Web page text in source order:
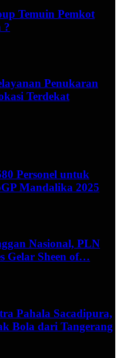
Temuin Pemkot
?
Penukaran
Terdekat
Personel untuk
Mandalika 2025
Nasional, PLN
Gelar Sheen of…
Pahala Sacadipura,
Bola dari Tangerang